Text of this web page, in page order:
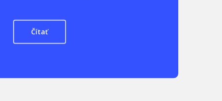
Čítať